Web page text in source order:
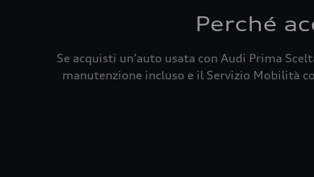
Perché
Se acquisti un’auto usata con Audi Prima
manutenzione incluso e il Servizio Mobilità